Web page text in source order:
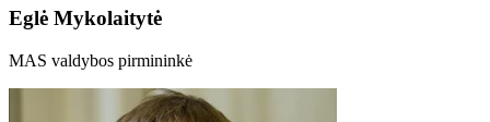
Eglė Mykolaitytė
MAS valdybos pirmininkė